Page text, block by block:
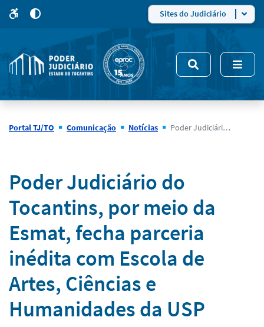
site
5
modo
de
alto
Sites do Judiciário
Portal TJ/TO Comunicação Notícias Poder Judiciário do Tocantins, por meio da Esmat, fecha parceria inédita com Escola de Artes, Ciências e Humanidades da USP
Notícias
Poder Judiciário do
Tocantins, por meio da
Esmat, fecha parceria
inédita com Escola de
Artes, Ciências e
Humanidades da USP